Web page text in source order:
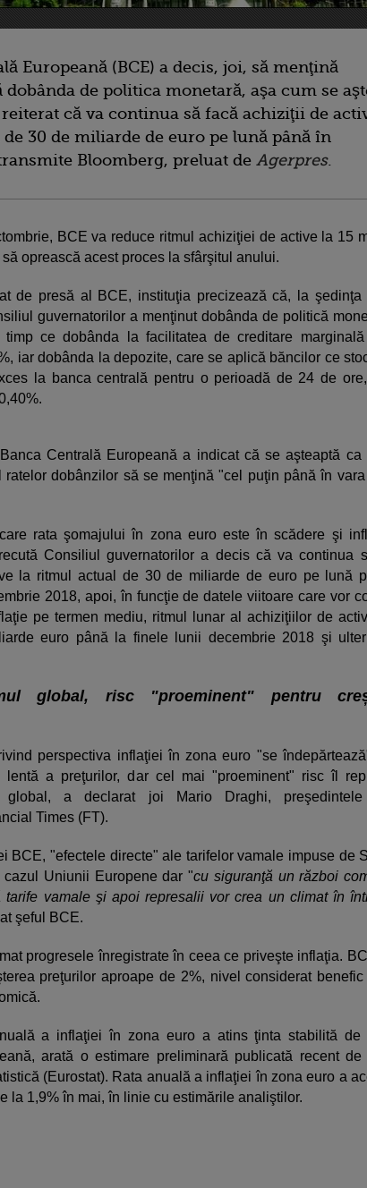
Europeană (BCE) a decis, joi, să menţină
de politica monetară, aşa cum se
că va continua să facă achiziţii de
30 de miliarde de euro pe lună până în
Bloomberg, preluat de Agerpres.
BCE va reduce ritmul achiziţiei de active la 15
oprească acest proces la sfârşitul anului.
de presă al BCE, instituţia precizează că, la şedinţa
guvernatorilor a menţinut dobânda de politică
ce dobânda la facilitatea de creditare
iar dobânda la depozite, care se aplică băncilor ce
la banca centrală pentru o perioadă de 24 de
Centrală Europeană a indicat că se aşteaptă ca
ratelor dobânzilor să se menţină "cel puţin până în
rata şomajului în zona euro este în scădere şi
Consiliul guvernatorilor a decis că va continua
la ritmul actual de 30 de miliarde de euro pe lună
2018, apoi, în funcţie de datele viitoare care vor
pe termen mediu, ritmul lunar al achiziţiilor de
euro până la finele lunii decembrie 2018 şi
global, risc "proeminent" pentru
perspectiva inflaţiei în zona euro "se
lentă a preţurilor, dar cel mai "proeminent" risc îl
global, a declarat joi Mario Draghi,
Times (FT).
BCE, "efectele directe" ale tarifelor vamale impuse de
cazul Uniunii Europene dar "cu siguranţă un război
tarife vamale şi apoi represalii vor crea un climat în
şeful BCE.
progresele înregistrate în ceea ce priveşte inflaţia.
preţurilor aproape de 2%, nivel considerat benefic
a inflaţiei în zona euro a atins ţinta stabilită de
arată o estimare preliminară publicată recent de
(Eurostat). Rata anuală a inflaţiei în zona euro a
la 1,9% în mai, în linie cu estimările analiştilor.